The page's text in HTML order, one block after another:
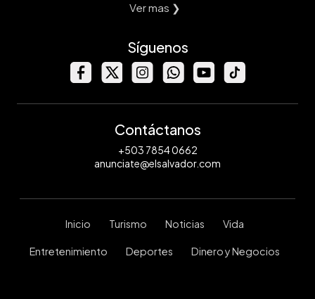
Ver mas ❯
Síguenos
Contáctanos
+503 7854 0662
anunciate@elsalvador.com
Inicio Turismo Noticias Vida
Entretenimiento Deportes Dinero y Negocios